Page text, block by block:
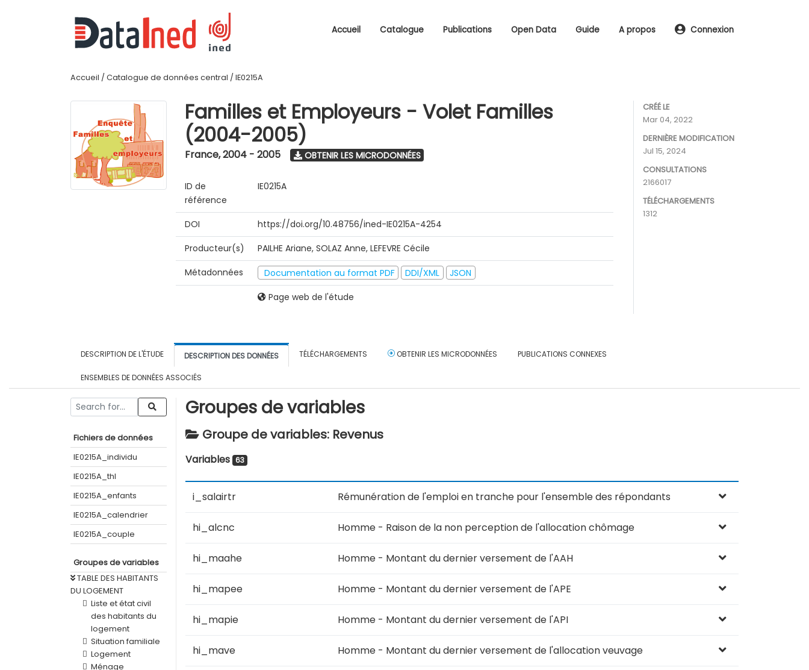
Accueil Catalogue Publications Open Data Guide A propos Connexion
Accueil / Catalogue de données central / IE0215A
Familles et Employeurs - Volet Familles
(2004-2005)
France,2004 - 2005 OBTENIR LES MICRODONNÉES
ID de
référence
IE0215A
DOI
https://doi.org/10.48756/ined-IE0215A-4254
Producteur(s)
PAILHE Ariane, SOLAZ Anne, LEFEVRE Cécile
Métadonnées
Documentation au format PDF DDI/XML
JSON
Page web de l'étude
CRÉÉ LE
Mar 04, 2022
DERNIÈRE MODIFICATION
Jul 15, 2024
CONSULTATIONS
2166017
TÉLÉCHARGEMENTS
1312
DESCRIPTION DE L'ÉTUDE DESCRIPTION DES DONNÉES TÉLÉCHARGEMENTS OBTENIR LES MICRODONNÉES PUBLICATIONS CONNEXES
ENSEMBLES DE DONNÉES ASSOCIÉS
Fichiers de données
IE0215A_individu
IE0215A_thl
IE0215A_enfants
IE0215A_calendrier
IE0215A_couple
Groupes de variables
TABLE DES HABITANTS
DU LOGEMENT
Liste et état civil
des habitants du
logement
Situation familiale
Logement
Ménage
Groupes de variables
Groupe de variables: Revenus
Variables 63
i_salairtr Rémunération de l'emploi en tranche pour l'ensemble des répondants
hi_alcnc Homme - Raison de la non perception de l'allocation chômage
hi_maahe Homme - Montant du dernier versement de l'AAH
hi_mapee Homme - Montant du dernier versement de l'APE
hi_mapie Homme - Montant du dernier versement de l'API
hi_mave Homme - Montant du dernier versement de l'allocation veuvage